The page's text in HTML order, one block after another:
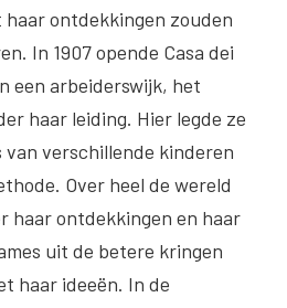
ontdekkingen zouden
In 1907 opende Casa dei
een arbeiderswijk, het
haar leiding. Hier legde ze
verschillende kinderen
Over heel de wereld
haar ontdekkingen en haar
uit de betere kringen
haar ideeën. In de